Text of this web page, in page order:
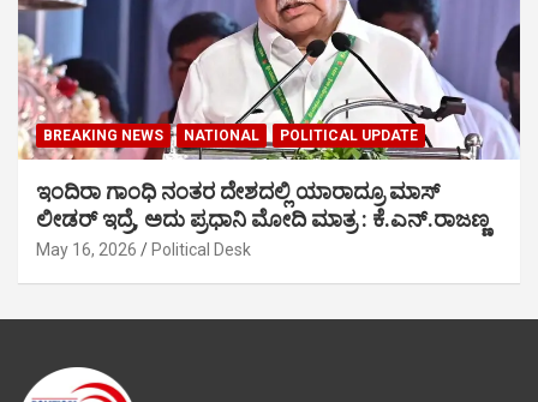
BREAKING NEWS NATIONAL POLITICAL UPDATE
ಇಂದಿರಾ ಗಾಂಧಿ ನಂತರ ದೇಶದಲ್ಲಿ ಯಾರಾದ್ರೂ ಮಾಸ್
ಲೀಡರ್ ಇದ್ರೆ, ಅದು ಪ್ರಧಾನಿ ಮೋದಿ ಮಾತ್ರ : ಕೆ.ಎನ್.ರಾಜಣ್ಣ
May 16, 2026 Political Desk